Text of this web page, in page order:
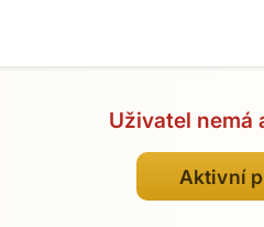
Uživatel nemá
Aktivní